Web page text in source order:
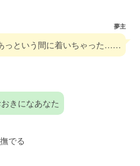
夢主
っという間に着いちゃった……
きになあなた
でる